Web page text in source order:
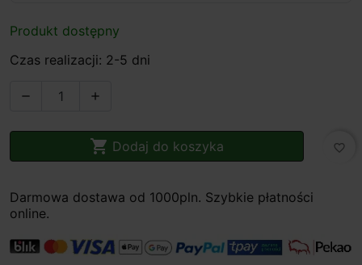
Produkt dostępny
Czas realizacji: 2-5 dni
 
 Dodaj do koszyka favorite_border
Darmowa dostawa od 1000pln. Szybkie płatności
online.